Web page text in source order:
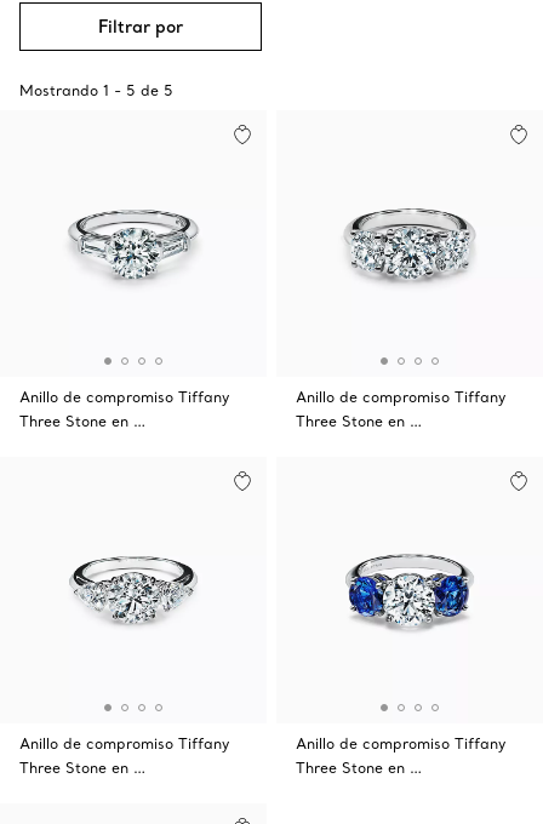
Filtrar por
Mostrando 1 - 5 de 5
Anillo de compromiso Tiffany
Three Stone en …
Anillo de compromiso Tiffany
Three Stone en …
Anillo de compromiso Tiffany
Three Stone en …
Anillo de compromiso Tiffany
Three Stone en …